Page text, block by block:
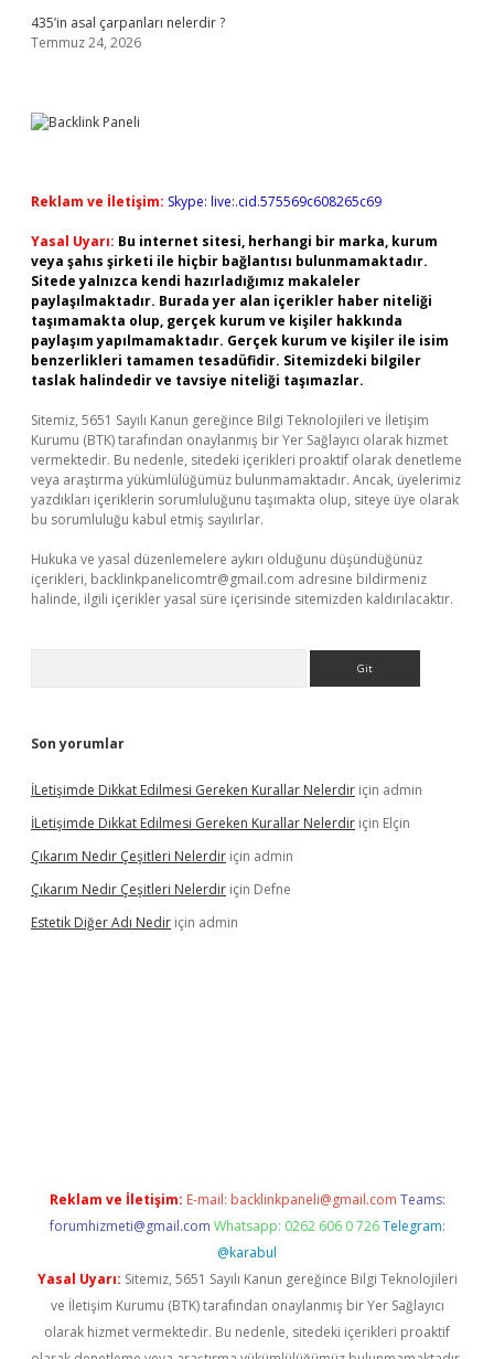
435’in asal çarpanları nelerdir ?
Temmuz 24, 2026
Reklam ve İletişim: Skype: live:.cid.575569c608265c69
Yasal Uyarı: Bu internet sitesi, herhangi bir marka, kurum
veya şahıs şirketi ile hiçbir bağlantısı bulunmamaktadır.
Sitede yalnızca kendi hazırladığımız makaleler
paylaşılmaktadır. Burada yer alan içerikler haber niteliği
taşımamakta olup, gerçek kurum ve kişiler hakkında
paylaşım yapılmamaktadır. Gerçek kurum ve kişiler ile isim
benzerlikleri tamamen tesadüfidir. Sitemizdeki bilgiler
taslak halindedir ve tavsiye niteliği taşımazlar.
Sitemiz, 5651 Sayılı Kanun gereğince Bilgi Teknolojileri ve İletişim
Kurumu (BTK) tarafından onaylanmış bir Yer Sağlayıcı olarak hizmet
vermektedir. Bu nedenle, sitedeki içerikleri proaktif olarak denetleme
veya araştırma yükümlülüğümüz bulunmamaktadır. Ancak, üyelerimiz
yazdıkları içeriklerin sorumluluğunu taşımakta olup, siteye üye olarak
bu sorumluluğu kabul etmiş sayılırlar.
Hukuka ve yasal düzenlemelere aykırı olduğunu düşündüğünüz
içerikleri, backlinkpanelicomtr@gmail.com adresine bildirmeniz
halinde, ilgili içerikler yasal süre içerisinde sitemizden kaldırılacaktır.
Son yorumlar
İLetişimde Dikkat Edilmesi Gereken Kurallar Nelerdir için admin
İLetişimde Dikkat Edilmesi Gereken Kurallar Nelerdir için Elçin
Çıkarım Nedir Çeşitleri Nelerdir için admin
Çıkarım Nedir Çeşitleri Nelerdir için Defne
Estetik Diğer Adı Nedir için admin
Reklam ve İletişim: E-mail: backlinkpaneli@gmail.com Teams:
forumhizmeti@gmail.com Whatsapp: 0262 606 0 726 Telegram:
@karabul
Yasal Uyarı: Sitemiz, 5651 Sayılı Kanun gereğince Bilgi Teknolojileri
ve İletişim Kurumu (BTK) tarafından onaylanmış bir Yer Sağlayıcı
olarak hizmet vermektedir. Bu nedenle, sitedeki içerikleri proaktif